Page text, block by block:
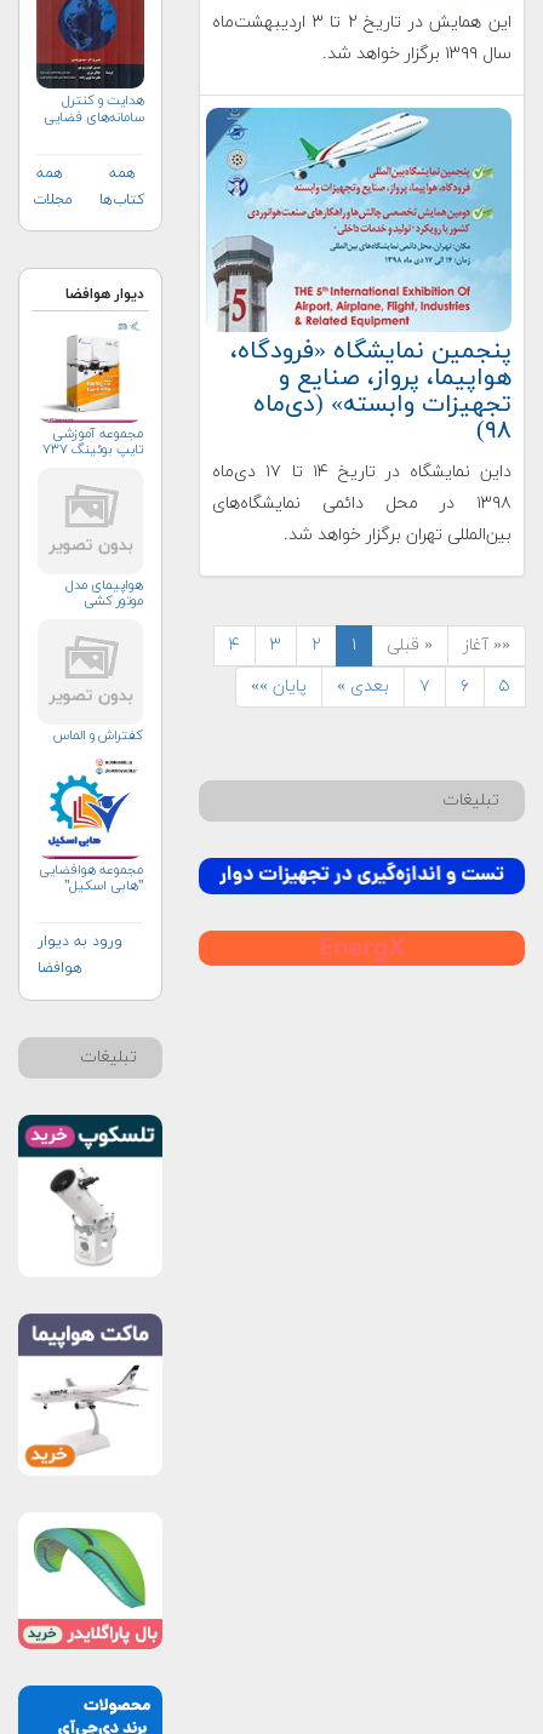
این همایش در تاریخ ۲ تا ۳ اردیبهشت‌ماه
سال ۱۳۹۹ برگزار خواهد شد.
پنجمین نمایشگاه «فرودگاه،
هواپیما، پرواز، صنایع و
تجهیزات وابسته» (دی‌ماه
۹۸)
داین نمایشگاه در تاریخ ۱۴ تا ۱۷ دی‌ماه
۱۳۹۸ در محل دائمی نمایشگاه‌های
بین‌المللی تهران برگزار خواهد شد.
«« آغاز « قبلی ۱ ۲ ۳
۴
۵
۶ ۷ بعدی » پایان »»
تبلیغات
هدایت و کنترل
سامانه‌های فضایی
همه
کتاب‌ها
همه
مجلات
دیوار هوافضا
مجموعه آموزشی
تایپ بوئینگ ۷۳۷
هواپیمای مدل
موتور کشی
کفتراش و الماس
مجموعه هوافضایی
"هابی اسکیل"
ورود به دیوار
هوافضا
تبلیغات